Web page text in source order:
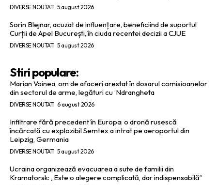
DIVERSE NOUTATI 5 august 2026
Sorin Blejnar, acuzat de influențare, beneficiind de suportul
Curții de Apel București, în ciuda recentei decizii a CJUE
DIVERSE NOUTATI 5 august 2026
Stiri populare:
Marian Voinea, om de afaceri arestat în dosarul comisioanelor
din sectorul de arme, legături cu ‘Ndrangheta
DIVERSE NOUTATI 6 august 2026
Infiltrare fără precedent în Europa: o dronă rusescă
încărcată cu explozibil Semtex a intrat pe aeroportul din
Leipzig, Germania
DIVERSE NOUTATI 5 august 2026
Ucraina organizează evacuarea a sute de familii din
Kramatorsk: „Este o alegere complicată, dar indispensabilă”